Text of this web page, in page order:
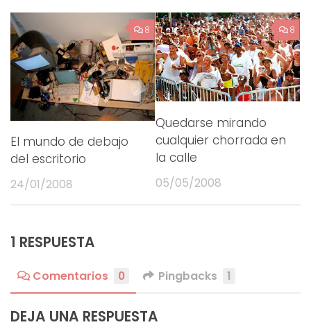
8
El mundo de debajo
del escritorio
24/01/2008
8
Quedarse mirando
cualquier chorrada en
la calle
05/05/2008
1 RESPUESTA
Comentarios 0 Pingbacks 1
DEJA UNA RESPUESTA